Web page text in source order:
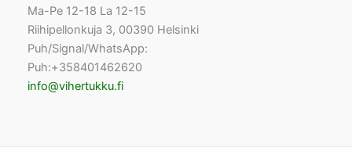
Ma-Pe 12-18 La 12-15
Riihipellonkuja 3, 00390 Helsinki
Puh/Signal/WhatsApp:
Puh:+358401462620
info@vihertukku.fi